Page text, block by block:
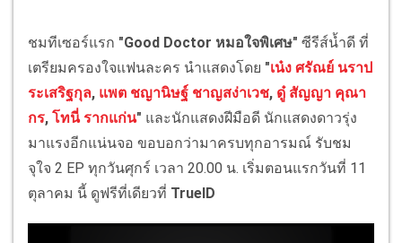
ชมทีเซอร์แรก "Good Doctor หมอใจพิเศษ" ซีรีส์น้ำดี ที่
เตรียมครองใจแฟนละคร นำแสดงโดย "เน๋ง ศรัณย์ นราป
ระเสริฐกุล, แพต ชญานิษฐ์ ชาญสง่าเวช, ดู๋ สัญญา คุณา
กร, โทนี่ รากแก่น" และนักแสดงฝีมือดี นักแสดงดาวรุ่ง
มาแรงอีกแน่นจอ ขอบอกว่ามาครบทุกอารมณ์ รับชม
จุใจ 2 EP ทุกวันศุกร์ เวลา 20.00 น. เริ่มตอนแรกวันที่ 11
ตุลาคม นี้ ดูฟรีที่เดียวที่ TrueID